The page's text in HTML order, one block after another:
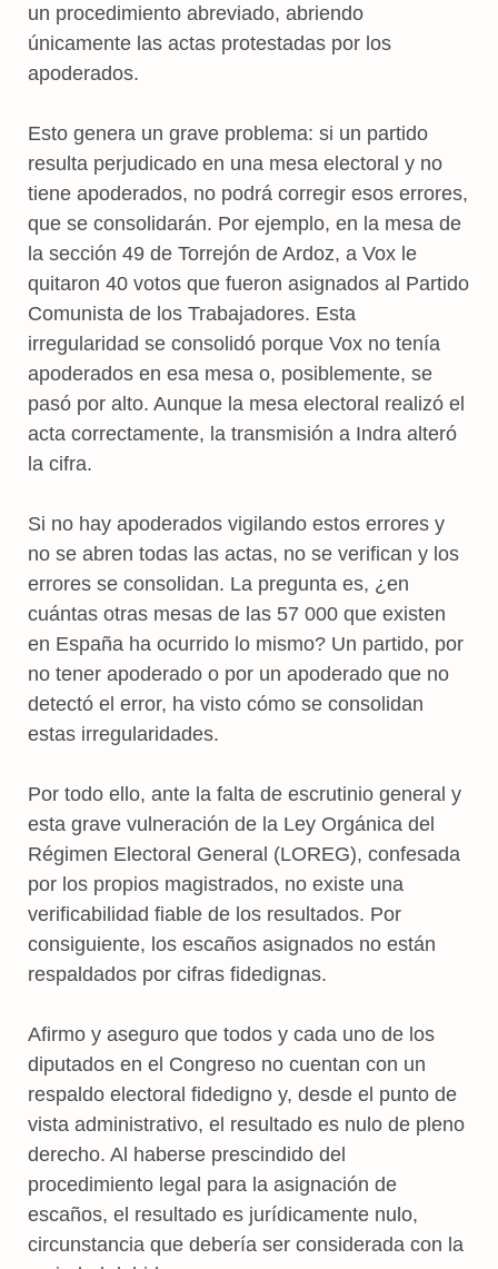
un procedimiento abreviado, abriendo
únicamente las actas protestadas por los
apoderados.
Esto genera un grave problema: si un partido
resulta perjudicado en una mesa electoral y no
tiene apoderados, no podrá corregir esos errores,
que se consolidarán. Por ejemplo, en la mesa de
la sección 49 de Torrejón de Ardoz, a Vox le
quitaron 40 votos que fueron asignados al Partido
Comunista de los Trabajadores. Esta
irregularidad se consolidó porque Vox no tenía
apoderados en esa mesa o, posiblemente, se
pasó por alto. Aunque la mesa electoral realizó el
acta correctamente, la transmisión a Indra alteró
la cifra.
Si no hay apoderados vigilando estos errores y
no se abren todas las actas, no se verifican y los
errores se consolidan. La pregunta es, ¿en
cuántas otras mesas de las 57 000 que existen
en España ha ocurrido lo mismo? Un partido, por
no tener apoderado o por un apoderado que no
detectó el error, ha visto cómo se consolidan
estas irregularidades.
Por todo ello, ante la falta de escrutinio general y
esta grave vulneración de la Ley Orgánica del
Régimen Electoral General (LOREG), confesada
por los propios magistrados, no existe una
verificabilidad fiable de los resultados. Por
consiguiente, los escaños asignados no están
respaldados por cifras fidedignas.
Afirmo y aseguro que todos y cada uno de los
diputados en el Congreso no cuentan con un
respaldo electoral fidedigno y, desde el punto de
vista administrativo, el resultado es nulo de pleno
derecho. Al haberse prescindido del
procedimiento legal para la asignación de
escaños, el resultado es jurídicamente nulo,
circunstancia que debería ser considerada con la